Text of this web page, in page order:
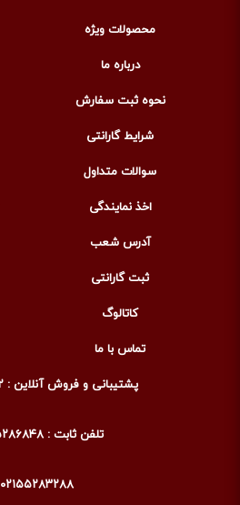
محصولات ویژه
درباره ما
نحوه ثبت سفارش
شرایط گارانتی
سوالات متداول
اخذ نمایندگی
آدرس شعب
ثبت گارانتی
کاتالوگ
تماس با ما
پشتیبانی و فروش آنلاین : ۰۹۰۰۴۸۶۴۷۹۲
تلفن ثابت : ۰۲۱۵۵۲۸۶۸۴۸
۰۲۱۵۵۲۸۳۲۸۸